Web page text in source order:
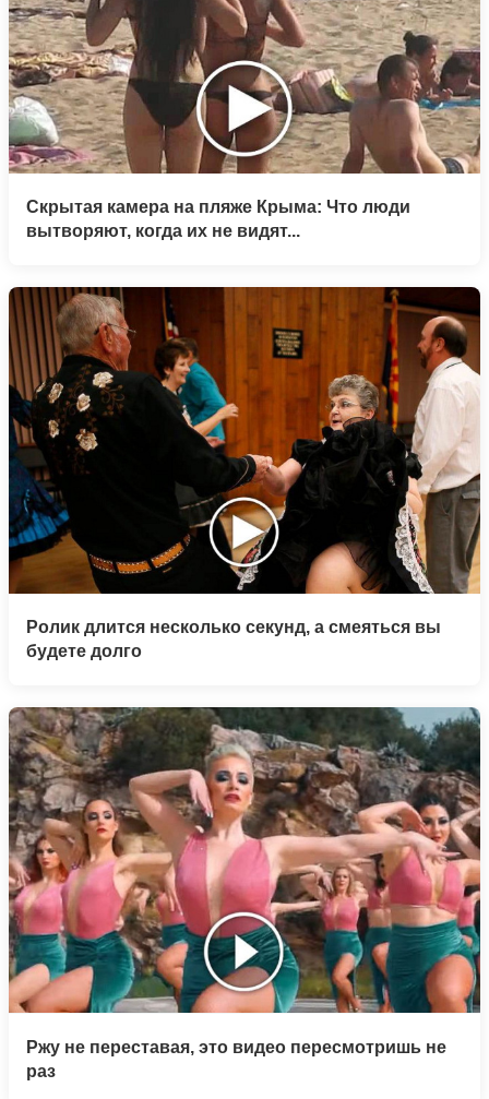
Скрытая камера на пляже Крыма: Что люди
вытворяют, когда их не видят...
Ролик длится несколько секунд, а смеяться вы
будете долго
Ржу не переставая, это видео пересмотришь не
раз